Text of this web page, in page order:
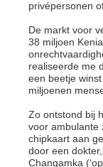
privépersonen
De markt voor
38 miljoen
realiseerde me
een beetje
miljoenen
Zo ontstond bij
voor ambulante
chipkaart aan
door een
Changamka